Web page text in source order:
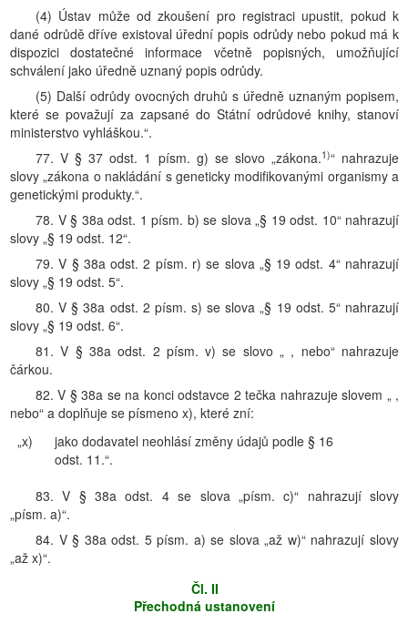
(4) Ústav může od zkoušení pro registraci upustit, pokud k
dané odrůdě dříve existoval úřední popis odrůdy nebo pokud má k
dispozici dostatečné informace včetně popisných, umožňující
schválení jako úředně uznaný popis odrůdy.
(5) Další odrůdy ovocných druhů s úředně uznaným popisem,
které se považují za zapsané do Státní odrůdové knihy, stanoví
ministerstvo vyhláškou.“.
77. V § 37 odst. 1 písm. g) se slovo „zákona.1)“ nahrazuje
slovy „zákona o nakládání s geneticky modifikovanými organismy a
genetickými produkty.“.
78. V § 38a odst. 1 písm. b) se slova „§ 19 odst. 10“ nahrazují
slovy „§ 19 odst. 12“.
79. V § 38a odst. 2 písm. r) se slova „§ 19 odst. 4“ nahrazují
slovy „§ 19 odst. 5“.
80. V § 38a odst. 2 písm. s) se slova „§ 19 odst. 5“ nahrazují
slovy „§ 19 odst. 6“.
81. V § 38a odst. 2 písm. v) se slovo „ , nebo“ nahrazuje
čárkou.
82. V § 38a se na konci odstavce 2 tečka nahrazuje slovem „ ,
nebo“ a doplňuje se písmeno x), které zní:
„x)
jako dodavatel neohlásí změny údajů podle § 16
odst. 11.“.
83. V § 38a odst. 4 se slova „písm. c)“ nahrazují slovy
„písm. a)“.
84. V § 38a odst. 5 písm. a) se slova „až w)“ nahrazují slovy
„až x)“.
Čl. II
Přechodná ustanovení